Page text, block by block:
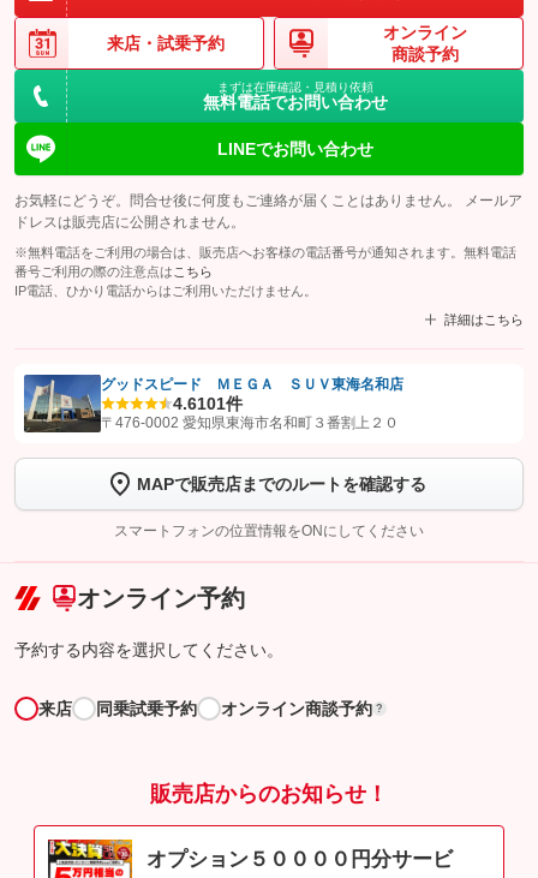
来店・ 試乗予約
オンライン
商談予約
まずは在庫確認・見積り依頼
無料電話でお問い合わせ
LINEでお問い合わせ
お気軽にどうぞ。問合せ後に何度もご連絡が届くことはありません。 メールア
ドレスは販売店に公開されません。
※無料電話をご利用の場合は、販売店へお客様の電話番号が通知されます。無料電話
番号ご利用の際の注意点は こちら
IP電話、ひかり電話からはご利用いただけません。
詳細はこちら
【STEP1】認証画面でグーネットを友だち追加してから「許可する」ボタンを押
トーク画面で
ボタンをタップして問い合わせを
完了してください。
こちら
グッドスピード ＭＥＧＡ ＳＵＶ東海名和店
4.6101件
〒476-0002 愛知県東海市名和町３番割上２０
MAPで販売店までのルートを確認する
スマートフォンの位置情報をONにしてください
オンライン予約
予約する内容を選択してください。
来店 同乗試乗予約 オンライン商談予約 ?
販売店からのお知らせ！
オプション５００００円分サービ